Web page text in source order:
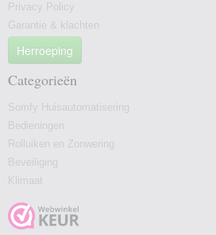
Privacy Policy
Garantie & klachten
Herroeping
Categorieën
Somfy Huisautomatisering
Bedieningen
Rolluiken en Zonwering
Beveiliging
Klimaat